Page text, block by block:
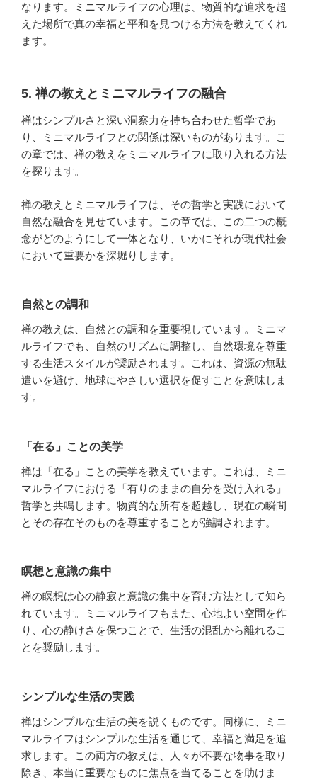
なります。ミニマルライフの心理は、物質的な追求を超
えた場所で真の幸福と平和を見つける方法を教えてくれ
ます。
5. 禅の教えとミニマルライフの融合
禅はシンプルさと深い洞察力を持ち合わせた哲学であ
り、ミニマルライフとの関係は深いものがあります。こ
の章では、禅の教えをミニマルライフに取り入れる方法
を探ります。
禅の教えとミニマルライフは、その哲学と実践において
自然な融合を見せています。この章では、この二つの概
念がどのようにして一体となり、いかにそれが現代社会
において重要かを深堀りします。
自然との調和
禅の教えは、自然との調和を重要視しています。ミニマ
ルライフでも、自然のリズムに調整し、自然環境を尊重
する生活スタイルが奨励されます。これは、資源の無駄
遣いを避け、地球にやさしい選択を促すことを意味しま
す。
「在る」ことの美学
禅は「在る」ことの美学を教えています。これは、ミニ
マルライフにおける「有りのままの自分を受け入れる」
哲学と共鳴します。物質的な所有を超越し、現在の瞬間
とその存在そのものを尊重することが強調されます。
瞑想と意識の集中
禅の瞑想は心の静寂と意識の集中を育む方法として知ら
れています。ミニマルライフもまた、心地よい空間を作
り、心の静けさを保つことで、生活の混乱から離れるこ
とを奨励します。
シンプルな生活の実践
禅はシンプルな生活の美を説くものです。同様に、ミニ
マルライフはシンプルな生活を通じて、幸福と満足を追
求します。この両方の教えは、人々が不要な物事を取り
除き、本当に重要なものに焦点を当てることを助けま